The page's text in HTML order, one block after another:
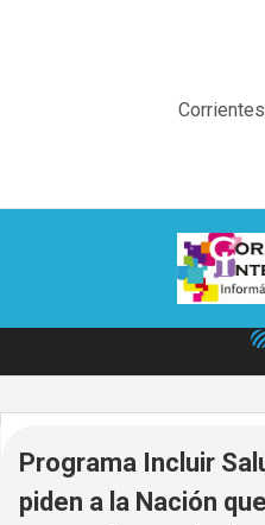
Programa Incluir
piden a la Nación